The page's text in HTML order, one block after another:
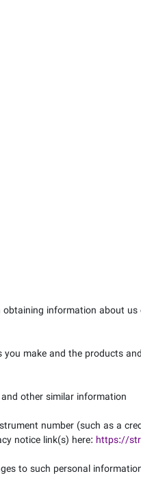
obtaining information about
you make and the products
and other similar information.
number (such as a
notice link(s) here: https://
to such personal